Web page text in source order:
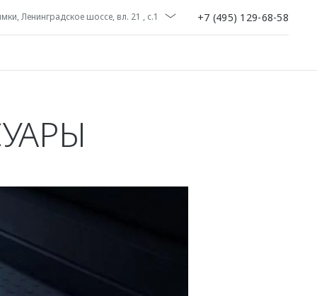
Ленинградское шоссе, вл. 21 , с.1 +7 (495) 129-68-58